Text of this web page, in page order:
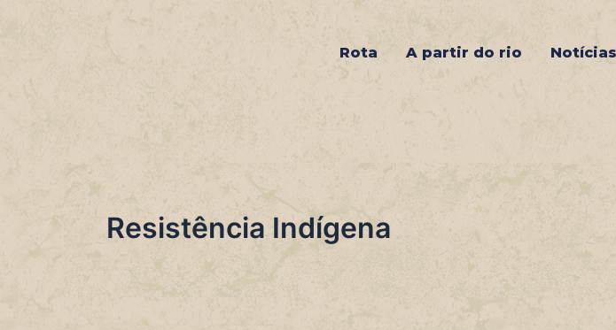
Rota A partir do rio Notícias
Resistência Indígena